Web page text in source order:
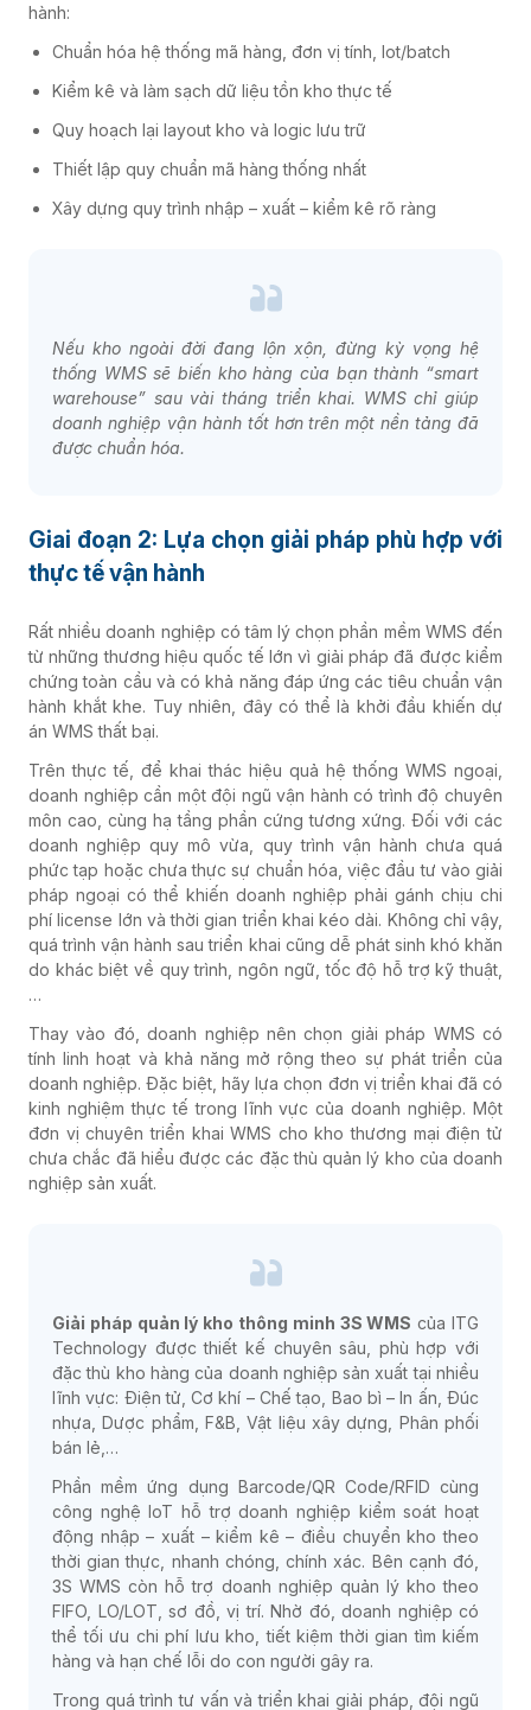
hành:
Chuẩn hóa hệ thống mã hàng, đơn vị tính, lot/batch
Kiểm kê và làm sạch dữ liệu tồn kho thực tế
Quy hoạch lại layout kho và logic lưu trữ
Thiết lập quy chuẩn mã hàng thống nhất
Xây dựng quy trình nhập – xuất – kiểm kê rõ ràng
Nếu kho ngoài đời đang lộn xộn, đừng kỳ vọng hệ
thống WMS sẽ biến kho hàng của bạn thành “smart
warehouse” sau vài tháng triển khai. WMS chỉ giúp
doanh nghiệp vận hành tốt hơn trên một nền tảng đã
được chuẩn hóa.
Giai đoạn 2: Lựa chọn giải pháp phù hợp với
thực tế vận hành
Rất nhiều doanh nghiệp có tâm lý chọn phần mềm WMS đến
từ những thương hiệu quốc tế lớn vì giải pháp đã được kiểm
chứng toàn cầu và có khả năng đáp ứng các tiêu chuẩn vận
hành khắt khe. Tuy nhiên, đây có thể là khởi đầu khiến dự
án WMS thất bại.
Trên thực tế, để khai thác hiệu quả hệ thống WMS ngoại,
doanh nghiệp cần một đội ngũ vận hành có trình độ chuyên
môn cao, cùng hạ tầng phần cứng tương xứng. Đối với các
doanh nghiệp quy mô vừa, quy trình vận hành chưa quá
phức tạp hoặc chưa thực sự chuẩn hóa, việc đầu tư vào giải
pháp ngoại có thể khiến doanh nghiệp phải gánh chịu chi
phí license lớn và thời gian triển khai kéo dài. Không chỉ vậy,
quá trình vận hành sau triển khai cũng dễ phát sinh khó khăn
do khác biệt về quy trình, ngôn ngữ, tốc độ hỗ trợ kỹ thuật,
…
Thay vào đó, doanh nghiệp nên chọn giải pháp WMS có
tính linh hoạt và khả năng mở rộng theo sự phát triển của
doanh nghiệp. Đặc biệt, hãy lựa chọn đơn vị triển khai đã có
kinh nghiệm thực tế trong lĩnh vực của doanh nghiệp. Một
đơn vị chuyên triển khai WMS cho kho thương mại điện tử
chưa chắc đã hiểu được các đặc thù quản lý kho của doanh
nghiệp sản xuất.
Giải pháp quản lý kho thông minh 3S WMS của ITG
Technology được thiết kế chuyên sâu, phù hợp với
đặc thù kho hàng của doanh nghiệp sản xuất tại nhiều
lĩnh vực: Điện tử, Cơ khí – Chế tạo, Bao bì – In ấn, Đúc
nhựa, Dược phẩm, F&B, Vật liệu xây dựng, Phân phối
bán lẻ,…
Phần mềm ứng dụng Barcode/QR Code/RFID cùng
công nghệ IoT hỗ trợ doanh nghiệp kiểm soát hoạt
động nhập – xuất – kiểm kê – điều chuyển kho theo
thời gian thực, nhanh chóng, chính xác. Bên cạnh đó,
3S WMS còn hỗ trợ doanh nghiệp quản lý kho theo
FIFO, LO/LOT, sơ đồ, vị trí. Nhờ đó, doanh nghiệp có
thể tối ưu chi phí lưu kho, tiết kiệm thời gian tìm kiếm
hàng và hạn chế lỗi do con người gây ra.
Trong quá trình tư vấn và triển khai giải pháp, đội ngũ